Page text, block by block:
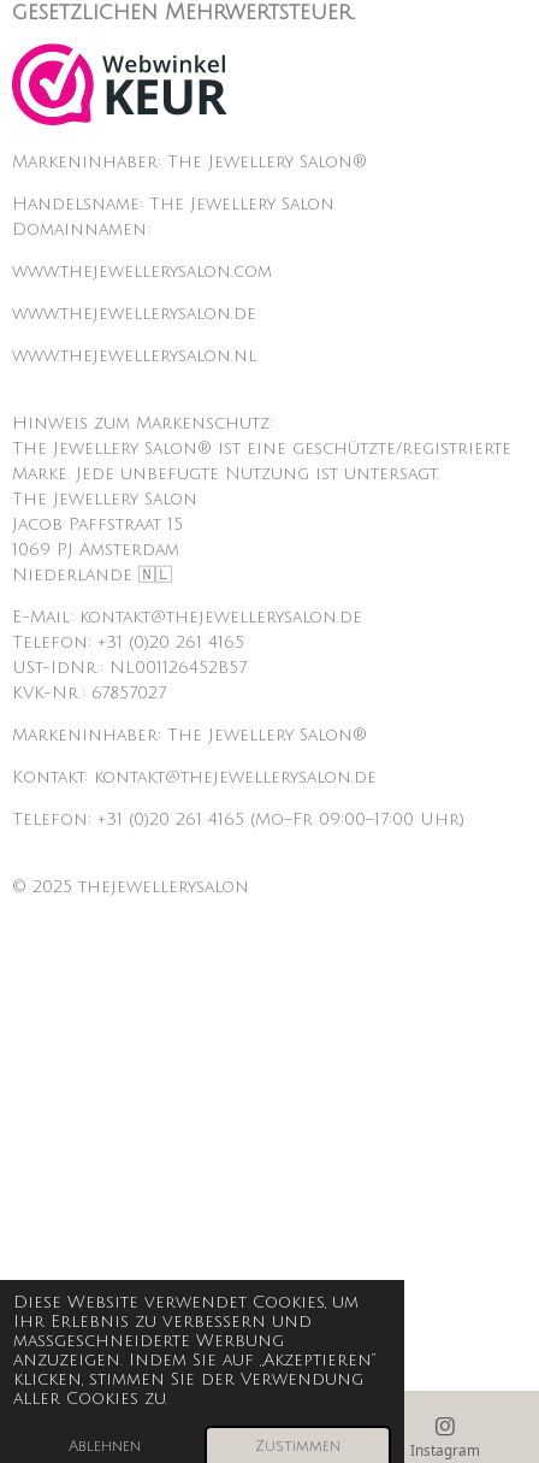
Diese Website verwendet Cookies, um
Ihr Erlebnis zu verbessern und
maßgeschneiderte Werbung
anzuzeigen. Indem Sie auf „Akzeptieren“
klicken, stimmen Sie der Verwendung
aller Cookies zu.
Ablehnen Zustimmen
gesetzlichen Mehrwertsteuer.
Markeninhaber: The Jewellery Salon®
Handelsname: The Jewellery Salon
Domainnamen:
www.thejewellerysalon.com
www.thejewellerysalon.de
www.thejewellerysalon.nl
Hinweis zum Markenschutz:
The Jewellery Salon® ist eine geschützte/registrierte
Marke. Jede unbefugte Nutzung ist untersagt.
The Jewellery Salon
Jacob Paffstraat 15
1069 PJ Amsterdam
Niederlande 🇳🇱
E-Mail: kontakt@thejewellerysalon.de
Telefon: +31 (0)20 261 4165
USt-IdNr.: NL001126452B57
KVK-Nr.: 67857027
Markeninhaber: The Jewellery Salon®
Kontakt: kontakt@thejewellerysalon.de
Telefon: +31 (0)20 261 4165 (Mo–Fr 09:00–17:00 Uhr)
© 2025 thejewellerysalon
E-Mail Instagram